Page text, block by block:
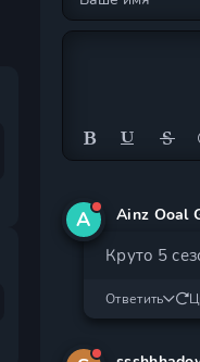
A Ainz Ooal
Круто 5
Ответить